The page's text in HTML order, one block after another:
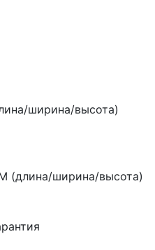
ширина/высота)
(длина/ширина/высота)